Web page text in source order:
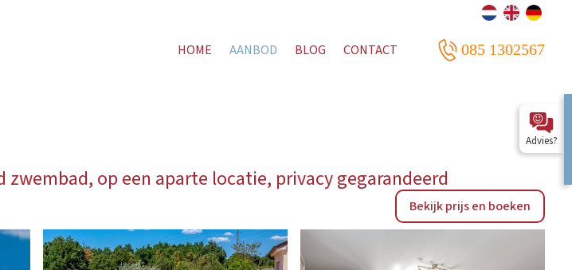
HOME AANBOD BLOG CONTACT 085 1302567
op een aparte locatie, privacy gegarandeerd
Bekijk prijs en boeken
Advies?